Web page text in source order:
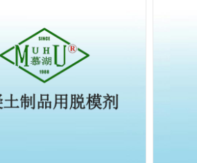
物类
及清洗材料类